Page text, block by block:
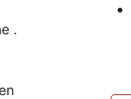
.